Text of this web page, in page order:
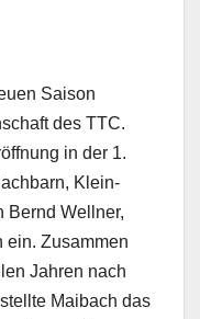
Saison
des TTC.
in der 1.
Klein-
Bernd Wellner,
ein. Zusammen
Jahren nach
Maibach das